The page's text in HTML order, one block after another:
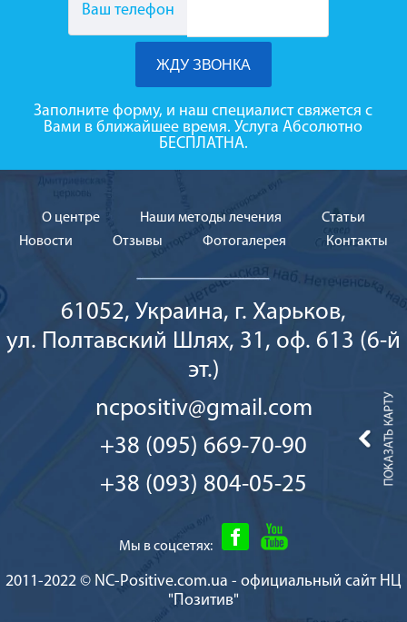
Ваш телефон
Заполните форму, и наш специалист свяжется с
Вами в ближайшее время. Услуга Абсолютно
БЕСПЛАТНА.
О центре Наши методы лечения
Cтатьи
Новости
Отзывы Фотогалерея Контакты
61052, Украина, г. Харьков,
ул. Полтавский Шлях, 31, оф. 613 (6-й
эт.)
ncpositiv@gmail.com
+38 (095) 669-70-90
+38 (093) 804-05-25
Мы в соцсетях:
2011-2022 © NC-Positive.com.ua - официальный сайт НЦ
"Позитив"